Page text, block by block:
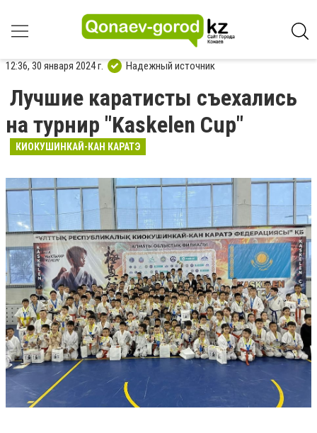
12:36, 30 января 2024 г. Надежный источник
Лучшие каратисты съехались
на турнир "Kaskelen Cup"
КИОКУШИНКАЙ-КАН КАРАТЭ